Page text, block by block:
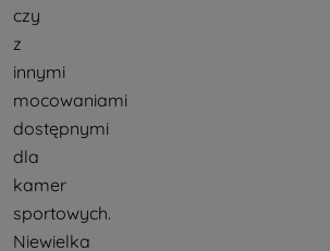
czy
z
innymi
mocowaniami
dostępnymi
dla
kamer
sportowych.
Niewielka